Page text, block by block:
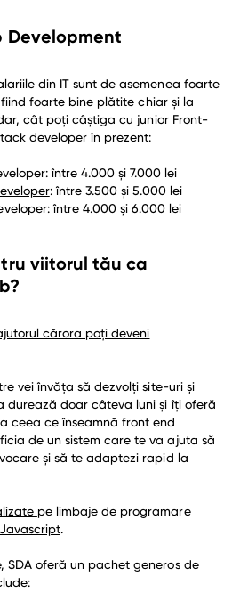
Development
din IT sunt de asemenea foarte
foarte bine plătite chiar și la
cât poți câștiga cu junior Front-
developer în prezent:
între 4.000 și 7.000 lei
: între 3.500 și 5.000 lei
între 4.000 și 6.000 lei
viitorul tău ca
cărora poți deveni
vei învăța să dezvolți site-uri și
durează doar câteva luni și îți oferă
ceea ce înseamnă front end
de un sistem care te va ajuta să
și să te adaptezi rapid la
pe limbaje de programare
Javascript.
SDA oferă un pachet generos de